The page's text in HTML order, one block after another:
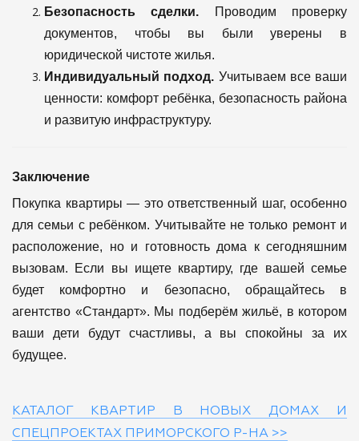
Безопасность сделки. Проводим проверку
документов, чтобы вы были уверены в
юридической чистоте жилья.
Индивидуальный подход. Учитываем все ваши
ценности: комфорт ребёнка, безопасность района
и развитую инфраструктуру.
Заключение
Покупка квартиры — это ответственный шаг, особенно
для семьи с ребёнком. Учитывайте не только ремонт и
расположение, но и готовность дома к сегодняшним
вызовам. Если вы ищете квартиру, где вашей семье
будет комфортно и безопасно, обращайтесь в
агентство «Стандарт». Мы подберём жильё, в котором
ваши дети будут счастливы, а вы спокойны за их
будущее.
КАТАЛОГ КВАРТИР В НОВЫХ ДОМАХ И
СПЕЦПРОЕКТАХ ПРИМОРСКОГО Р-НА >>